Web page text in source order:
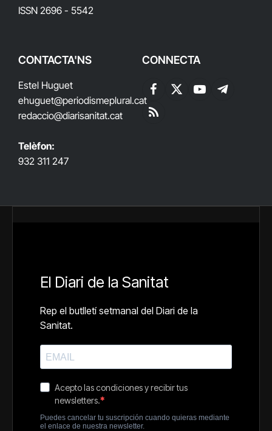
ISSN 2696 - 5542
CONTACTA'NS
Estel Huguet
ehuguet@periodismeplural.cat
redaccio@diarisanitat.cat
Telèfon:
932 311 247
CONNECTA
Facebook
X
YouTubeTelegram
RSS